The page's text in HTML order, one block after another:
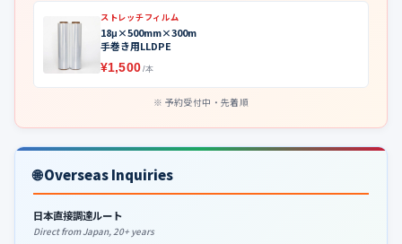
ストレッチフィルム
18μ×500mm×300m
手巻き用LLDPE
¥1,500 /本
予約受付中・先着順
🌐 Overseas Inquiries
日本直接調達ルート
Direct from Japan, 20+ years